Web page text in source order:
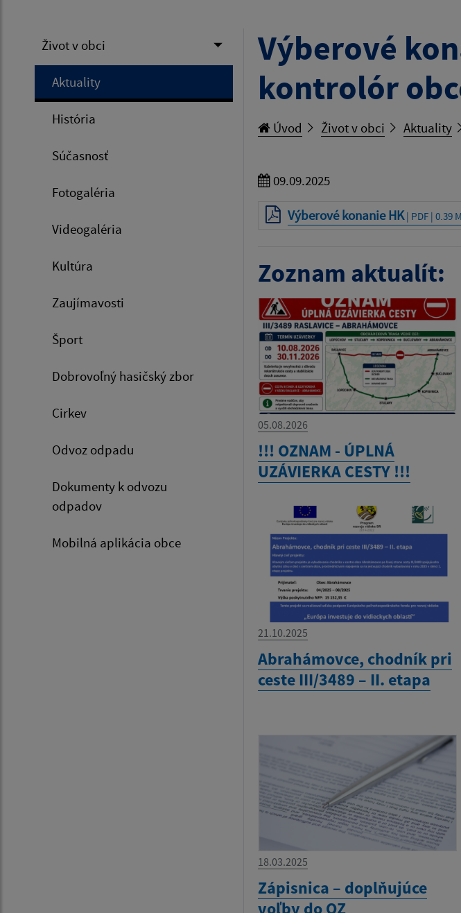
Život v obci
Aktuality
História
Súčasnosť
Fotogaléria
Videogaléria
Kultúra
Zaujímavosti
Šport
Dobrovoľný hasičský zbor
Cirkev
Odvoz odpadu
Dokumenty k odvozu
odpadov
Mobilná aplikácia obce
Výberové
kontrolór
Úvod Život v obci Aktuality
09.09.2025
Výberové konanie HK| PDF | 0.39
Zoznam aktualít:
05.08.2026
!!! OZNAM - ÚPLNÁ
UZÁVIERKA CESTY !!!
21.10.2025
Abrahámovce, chodník pri
ceste III/3489 – II. etapa
18.03.2025
Zápisnica – doplňujúce
voľby do OZ